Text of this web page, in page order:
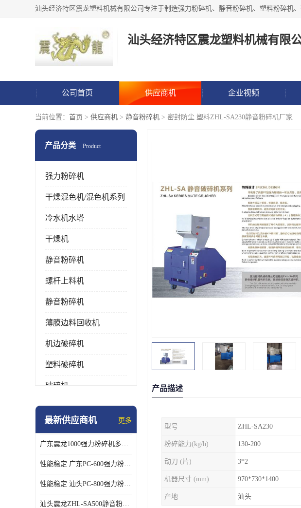
汕头经济特区震龙塑料机械有限
公司首页 供应商机 企业视频
当前位置： 首页 > 供应商机 > 静音粉碎机 > 密封防尘 塑料ZHL-SA230静音粉碎机厂家
产品分类 Product
强力粉碎机
干燥混色机/混色机系列
冷水机水塔
干燥机
静音粉碎机
螺杆上料机
静音粉碎机
薄膜边料回收机
机边破碎机
塑料破碎机
破碎机
强力粉碎机
最新供应商机 更多
广东震龙1000强力粉碎机多少钱一台 使用方便
性能稳定 广东PC-600强力粉碎机电话
性能稳定 汕头PC-800强力粉碎机厂家批发
汕头震龙ZHL-SA500静音粉碎机多少钱一台
产品描述
型号 ZHL-SA230
粉碎能力(kg/h) 130-200
动刀 (片) 3*2
机器尺寸 (mm) 970*730*1400
产地 汕头